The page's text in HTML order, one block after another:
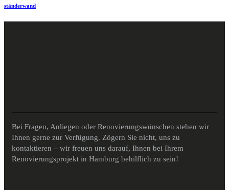
ständerwand
Bei Fragen, Anliegen oder Renovierungswünschen stehen wir
Ihnen gerne zur Verfügung. Zögern Sie nicht, uns zu
kontaktieren – wir freuen uns darauf, Ihnen bei Ihrem
Renovierungsprojekt in Hamburg behilflich zu sein!